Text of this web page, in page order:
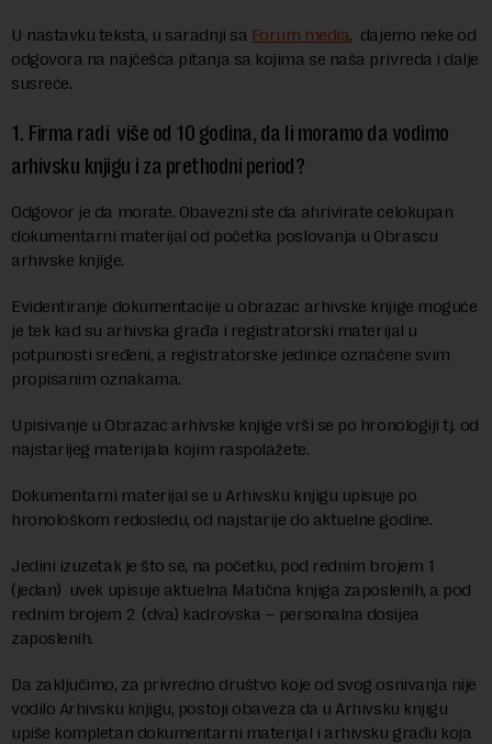
U nastavku teksta, u saradnji sa Forum media, dajemo neke od
odgovora na najčešća pitanja sa kojima se naša privreda i dalje
susreće.
1. Firma radi više od 10 godina, da li moramo da vodimo
arhivsku knjigu i za prethodni period?
Odgovor je da morate. Obavezni ste da ahrivirate celokupan
dokumentarni materijal od početka poslovanja u Obrascu
arhivske knjige.
Evidentiranje dokumentacije u obrazac arhivske knjige moguće
je tek kad su arhivska građa i registratorski materijal u
potpunosti sređeni, a registratorske jedinice označene svim
propisanim oznakama.
Upisivanje u Obrazac arhivske knjige vrši se po hronologiji tj. od
najstarijeg materijala kojim raspolažete.
Dokumentarni materijal se u Arhivsku knjigu upisuje po
hronološkom redosledu, od najstarije do aktuelne godine.
Jedini izuzetak je što se, na početku, pod rednim brojem 1
(jedan) uvek upisuje aktuelna Matična knjiga zaposlenih, a pod
rednim brojem 2 (dva) kadrovska – personalna dosijea
zaposlenih.
Da zaključimo, za privredno društvo koje od svog osnivanja nije
vodilo Arhivsku knjigu, postoji obaveza da u Arhivsku knjigu
upiše kompletan dokumentarni materijal i arhivsku građu koja